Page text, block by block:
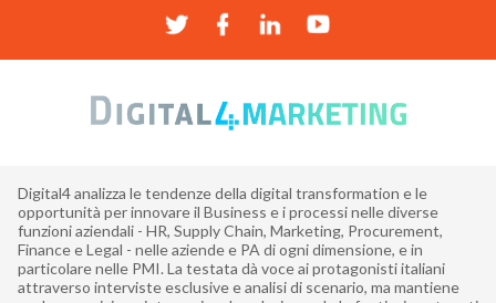
Digital4 analizza le tendenze della digital transformation e le
opportunità per innovare il Business e i processi nelle diverse
funzioni aziendali - HR, Supply Chain, Marketing, Procurement,
Finance e Legal - nelle aziende e PA di ogni dimensione, e in
particolare nelle PMI. La testata dà voce ai protagonisti italiani
attraverso interviste esclusive e analisi di scenario, ma mantiene